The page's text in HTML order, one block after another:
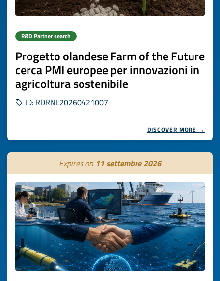
R&D Partner search
Progetto olandese Farm of the Future
cerca PMI europee per innovazioni in
agricoltura sostenibile
ID: RDRNL20260421007
DISCOVER MORE →
Expires on 11 settembre 2026